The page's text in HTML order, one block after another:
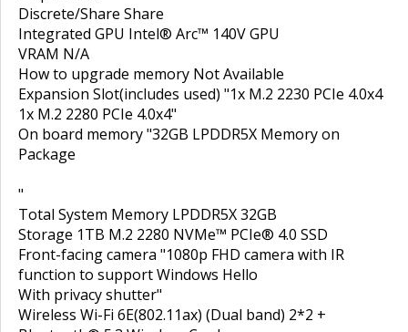
Discrete/Share Share
Integrated GPU Intel® Arc™ 140V GPU
VRAM N/A
How to upgrade memory Not Available
Expansion Slot(includes used) "1x M.2 2230 PCIe 4.0x4
1x M.2 2280 PCIe 4.0x4"
On board memory "32GB LPDDR5X Memory on
Package
"
Total System Memory LPDDR5X 32GB
Storage 1TB M.2 2280 NVMe™ PCIe® 4.0 SSD
Front-facing camera "1080p FHD camera with IR
function to support Windows Hello
With privacy shutter"
Wireless Wi-Fi 6E(802.11ax) (Dual band) 2*2 +